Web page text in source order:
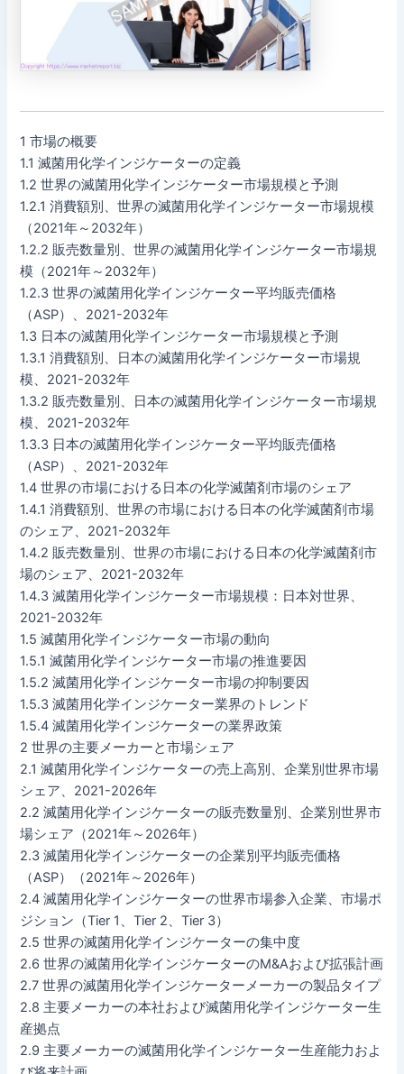
1 市場の概要
1.1 滅菌用化学インジケーターの定義
1.2 世界の滅菌用化学インジケーター市場規模と予測
1.2.1 消費額別、世界の滅菌用化学インジケーター市場規模
（2021年～2032年）
1.2.2 販売数量別、世界の滅菌用化学インジケーター市場規
模（2021年～2032年）
1.2.3 世界の滅菌用化学インジケーター平均販売価格
（ASP）、2021-2032年
1.3 日本の滅菌用化学インジケーター市場規模と予測
1.3.1 消費額別、日本の滅菌用化学インジケーター市場規
模、2021-2032年
1.3.2 販売数量別、日本の滅菌用化学インジケーター市場規
模、2021-2032年
1.3.3 日本の滅菌用化学インジケーター平均販売価格
（ASP）、2021-2032年
1.4 世界の市場における日本の化学滅菌剤市場のシェア
1.4.1 消費額別、世界の市場における日本の化学滅菌剤市場
のシェア、2021-2032年
1.4.2 販売数量別、世界の市場における日本の化学滅菌剤市
場のシェア、2021-2032年
1.4.3 滅菌用化学インジケーター市場規模：日本対世界、
2021-2032年
1.5 滅菌用化学インジケーター市場の動向
1.5.1 滅菌用化学インジケーター市場の推進要因
1.5.2 滅菌用化学インジケーター市場の抑制要因
1.5.3 滅菌用化学インジケーター業界のトレンド
1.5.4 滅菌用化学インジケーターの業界政策
2 世界の主要メーカーと市場シェア
2.1 滅菌用化学インジケーターの売上高別、企業別世界市場
シェア、2021-2026年
2.2 滅菌用化学インジケーターの販売数量別、企業別世界市
場シェア（2021年～2026年）
2.3 滅菌用化学インジケーターの企業別平均販売価格
（ASP）（2021年～2026年）
2.4 滅菌用化学インジケーターの世界市場参入企業、市場ポ
ジション（Tier 1、Tier 2、Tier 3）
2.5 世界の滅菌用化学インジケーターの集中度
2.6 世界の滅菌用化学インジケーターのM&Aおよび拡張計画
2.7 世界の滅菌用化学インジケーターメーカーの製品タイプ
2.8 主要メーカーの本社および滅菌用化学インジケーター生
産拠点
2.9 主要メーカーの滅菌用化学インジケーター生産能力およ